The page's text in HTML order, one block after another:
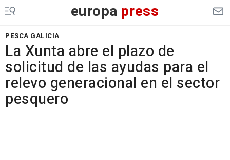
europa press
PESCA GALICIA
La Xunta abre el plazo de
solicitud de las ayudas para el
relevo generacional en el sector
pesquero